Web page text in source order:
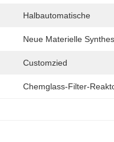
Halbautomatische
Neue Materielle
Customzied
Chemglass-Filter-